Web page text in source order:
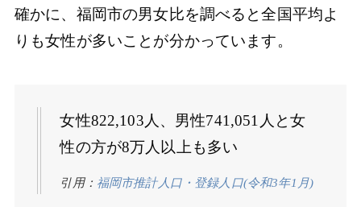
確かに、福岡市の男女比を調べると全国平均よ
りも女性が多いことが分かっています。
女性822,103人、男性741,051人と女
性の方が8万人以上も多い
引用： 福岡市推計人口・登録人口(令和3年1月)